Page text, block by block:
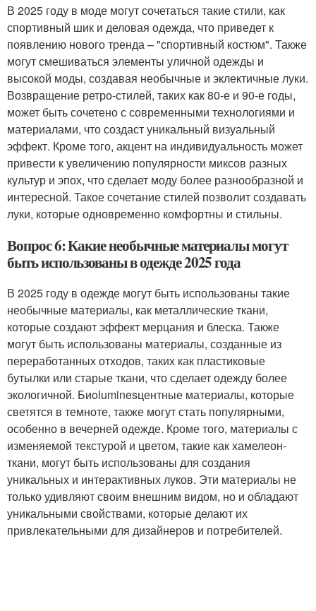
В 2025 году в моде могут сочетаться такие стили, как
спортивный шик и деловая одежда, что приведет к
появлению нового тренда – "спортивный костюм". Также
могут смешиваться элементы уличной одежды и
высокой моды, создавая необычные и эклектичные луки.
Возвращение ретро-стилей, таких как 80-е и 90-е годы,
может быть сочетено с современными технологиями и
материалами, что создаст уникальный визуальный
эффект. Кроме того, акцент на индивидуальность может
привести к увеличению популярности миксов разных
культур и эпох, что сделает моду более разнообразной и
интересной. Такое сочетание стилей позволит создавать
луки, которые одновременно комфортны и стильны.
Вопрос 6: Какие необычные материалы могут
быть использованы в одежде 2025 года
В 2025 году в одежде могут быть использованы такие
необычные материалы, как металлические ткани,
которые создают эффект мерцания и блеска. Также
могут быть использованы материалы, созданные из
переработанных отходов, таких как пластиковые
бутылки или старые ткани, что сделает одежду более
экологичной. Биoluminesцентные материалы, которые
светятся в темноте, также могут стать популярными,
особенно в вечерней одежде. Кроме того, материалы с
изменяемой текстурой и цветом, такие как хамелеон-
ткани, могут быть использованы для создания
уникальных и интерактивных луков. Эти материалы не
только удивляют своим внешним видом, но и обладают
уникальными свойствами, которые делают их
привлекательными для дизайнеров и потребителей.